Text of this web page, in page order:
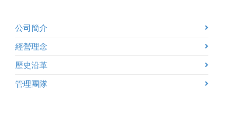
公司簡介
經營理念
歷史沿革
管理團隊